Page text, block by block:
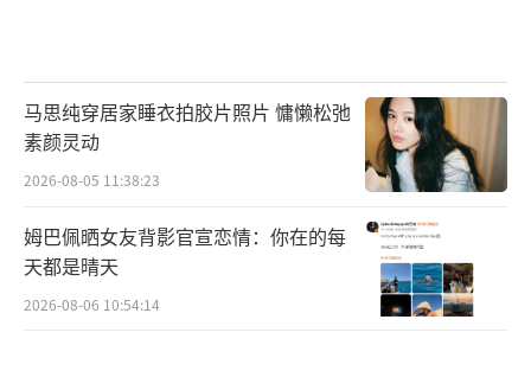
马思纯穿居家睡衣拍胶片照片 慵懒松弛
素颜灵动
2026-08-05 11:38:23
姆巴佩晒女友背影官宣恋情：你在的每
天都是晴天
2026-08-06 10:54:14